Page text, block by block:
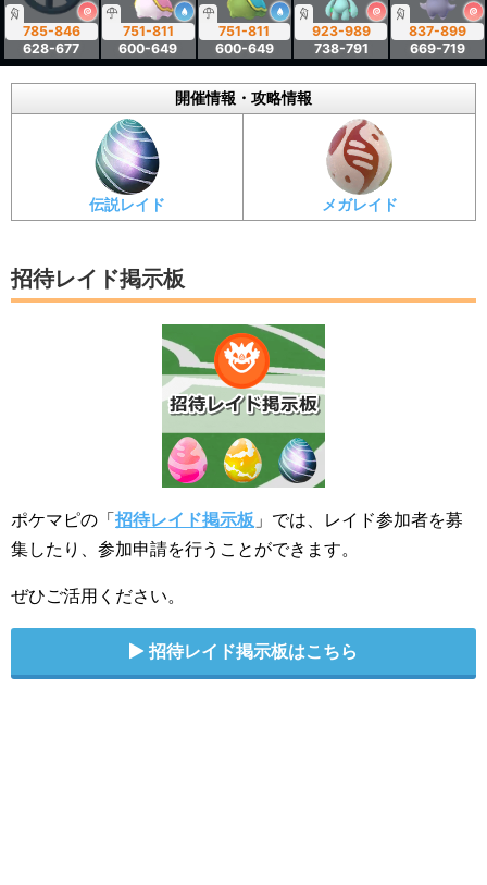
785-846
628-677
751-811
600-649
751-811
600-649
923-989
738-791
837-899
669-719
開催情報・攻略情報
伝説レイド メガレイド
招待レイド掲示板
ポケマピの「招待レイド掲示板 」では、レイド参加者を募
集したり、参加申請を行うことができます。
ぜひご活用ください。
招待レイド掲示板はこちら